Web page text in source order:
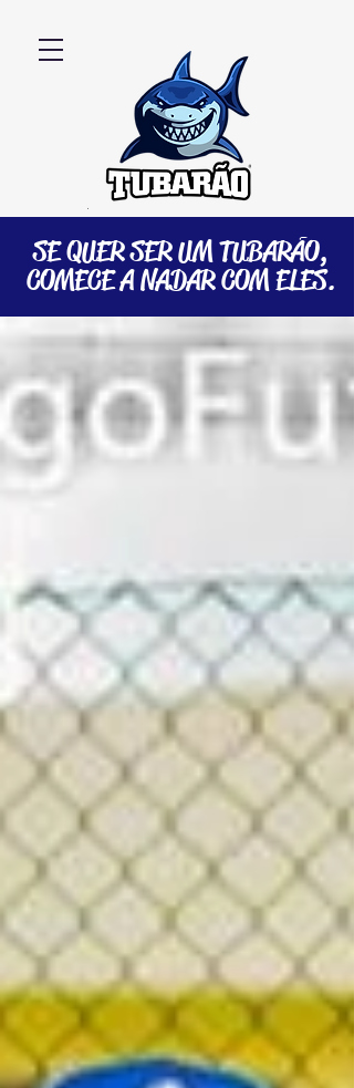
SE QUER SER UM TUBARÃO,
COMECE A NADAR COM ELES.